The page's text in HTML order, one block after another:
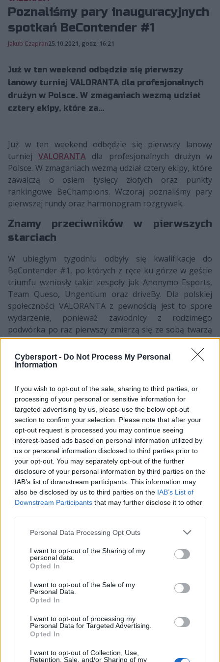
Cybersport - Do Not Process My Personal
Information
If you wish to opt-out of the sale, sharing to third parties, or
processing of your personal or sensitive information for
targeted advertising by us, please use the below opt-out
section to confirm your selection. Please note that after your
opt-out request is processed you may continue seeing
interest-based ads based on personal information utilized by
us or personal information disclosed to third parties prior to
your opt-out. You may separately opt-out of the further
disclosure of your personal information by third parties on the
IAB’s list of downstream participants. This information may
also be disclosed by us to third parties on the IAB’s List of
Downstream Participants that may further disclose it to other
Personal Data Processing Opt Outs
I want to opt-out of the Sharing of my
personal data.
Opted In
I want to opt-out of the Sale of my
Personal Data.
Opted In
I want to opt-out of processing my
Personal Data for Targeted Advertising.
Opted In
I want to opt-out of Collection, Use,
Retention, Sale, and/or Sharing of my
Poznaliśmy pary inauguracyjnych
spotkań BeContender #1
Jakub Czapran25.10.2021, godz. 16:21
Już w ten weekend odbędzie się pierwszy
lanowy turniej VALORANTA dla profesjonalnych
drużyn w Polsce. W zmaganiach wezmą udział
cztery ekipy, które za...
Już w ten weekend odbędzie się pierwszy lanowy
turniejVALORANTA dla profesjonalnych drużyn w
Polsce. W zmaganiach wezmą udział cztery ekipy, które
zawalczą o osiem tysięcy złotych oraz punkty
rankingowe BeChampions. Wczoraj poznaliśmy pary
pierwszej rundy oraz harmonogram rozgrywek.
Znamy przeciwników w pierwszych
starciach
W ubiegłym tygodniu odbyły się kwalifikacje do
BeContender #1, po których z ręce ku górze w geście
triumfu wzniosły takie zespoły jak Anonymo Esports,
Team Queso, Ungentium oraz driveBy. Dla polskiej
społeczności VALORANTA z pewnością jest to spore
wydarzenie, ponieważ zawodnicy z rodzimego
podwórka po raz pierwszy zmierzą się ze sobą twarzą
w twarz w strzelance od Riot Games.
W pierwszym starciu BeContender #1 Anonymo
tego spotkania będzie rywalizacja byłych kolegów z
zespołu, gdyż Sebastian "snikk” Kamiński przed
dołączeniem do ANO grał w jednej drużynie z trójką
graczy obecnego składu Ungentium. Doświadczenie z
lanowych turniejów zdecydowanie będzie po stronie
podopiecznych Jakuba "GutKa” Guta. Nie jest to żadnym
zaskoczeniem, gdyż w tej formacji występuje m.in.
Sebastian "NEEX” Trela, który bez zwątpienia jest
najbardziej doświadczonym graczem na całym turnieju.
Mimo wszystko to ekipa prowadzona przez Kacpra
„belmonte” Mordaka w ostatnim czasie prezentowała
się naprawdę obiecująco, co zwiastuje ciekawe oraz
W drugiej batalii driveBy spróbuje zdetronizować Team
Queso, który w ostatnim czasie zdominował polską
scenę VALORANTA. Drużyna Kamila "krytyqa” Dudka w
październiku w ciągu zaledwie tygodnia zdołała wygrać
dziesiątą edycję BeLoud Cup by Goong oraz PLE.GG:
POLISH CIRCUIT, przez co niewątpliwie to właśnie ona
będzie faworytem w tym meczu. Mimo to zespół Piotra
"wondermaNa” Brańki z pewnością tanio skóry nie
sprzeda i zawalczy o zwycięstwo w tym starciu. Co
prawda driveBy podejdzie do tego spotkania w roli